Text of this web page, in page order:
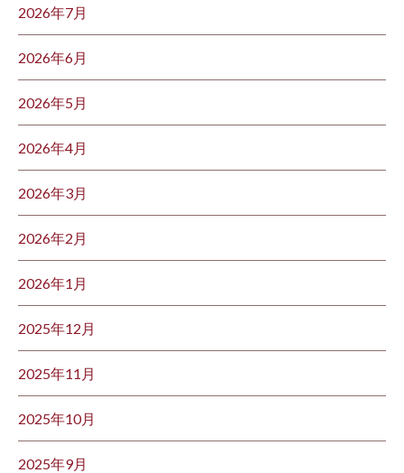
2026年7月
2026年6月
2026年5月
2026年4月
2026年3月
2026年2月
2026年1月
2025年12月
2025年11月
2025年10月
2025年9月